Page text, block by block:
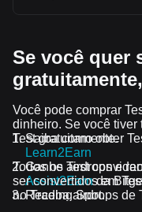
Se você quer
Você pode comprar
dinheiro. Se você tiver
Test gratuitamente.
Saiba como obter
Learn2Earn
Ganhe Test
Assist2Earnda
Receba airdrops de
Todos os airdrops e
ser convertidos em
no Trading Spot.